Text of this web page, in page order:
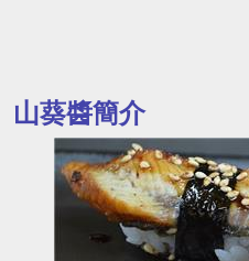
山葵醬簡介